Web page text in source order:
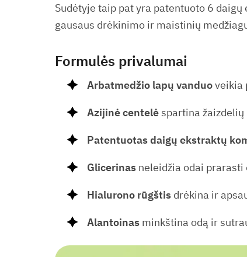
Sudėtyje taip pat yra patentuoto 6
gausaus drėkinimo ir maistinių
Formulės privalumai
Arbatmedžio lapų vanduoveikia
Azijinė centelė spartina
Patentuotas daigų ekstraktų
Glicerinas neleidžia odai prarasti
Hialurono rūgštis drėkina ir
Alantoinas minkština odą ir